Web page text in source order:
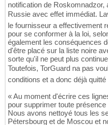
notification de
Russie avec effet immédiat.
le fournisseur a effectivement
pour se conformer à la loi,
également les conséquences
d'être placé sur la liste noire
sorte qu'il ne peut plus
Toutefois, TorGuard na pas
conditions et a donc déjà
« Au moment d'écrire ces
pour supprimer toute
Nous avons nettoyé tous les
Pétersbourg et de Moscou et